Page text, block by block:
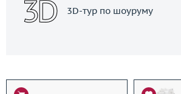
3D-тур по шоуруму